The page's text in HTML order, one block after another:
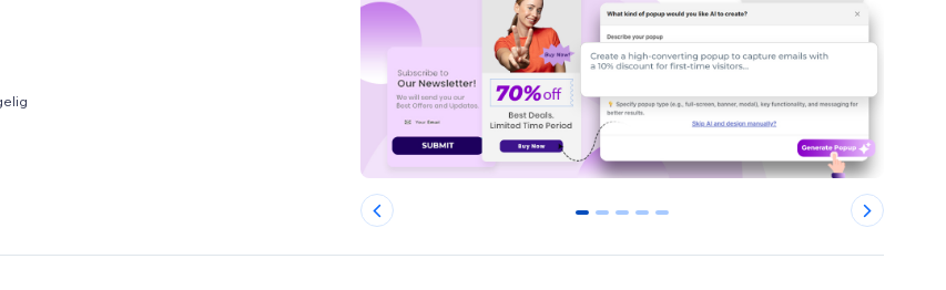
0 1 2 3 4